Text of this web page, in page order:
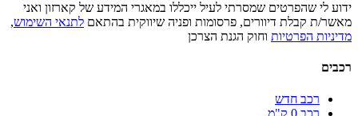
ידוע לי שהפרטים שמסרתי לעיל ייכללו במאגרי המידע של קארזון ואני
מאשר/ת קבלת דיוורים, פרסומות ופניה שיווקית בהתאם לתנאי השימוש,
מדיניות הפרטיות וחוק הגנת הצרכן
רכבים
רכב חדש
רכב 0 ק"מ